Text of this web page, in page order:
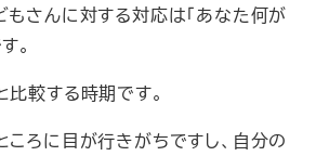
もさんに対する対応は「あなた何が
。
較する時期です。
ろに目が行きがちですし、自分の